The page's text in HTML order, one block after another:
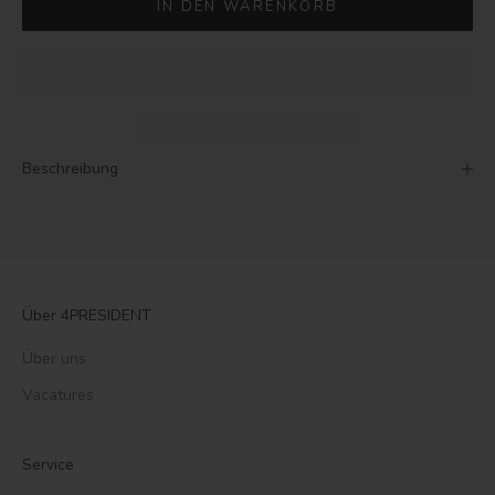
IN DEN WARENKORB
Beschreibung
Über 4PRESIDENT
Über uns
Vacatures
Service